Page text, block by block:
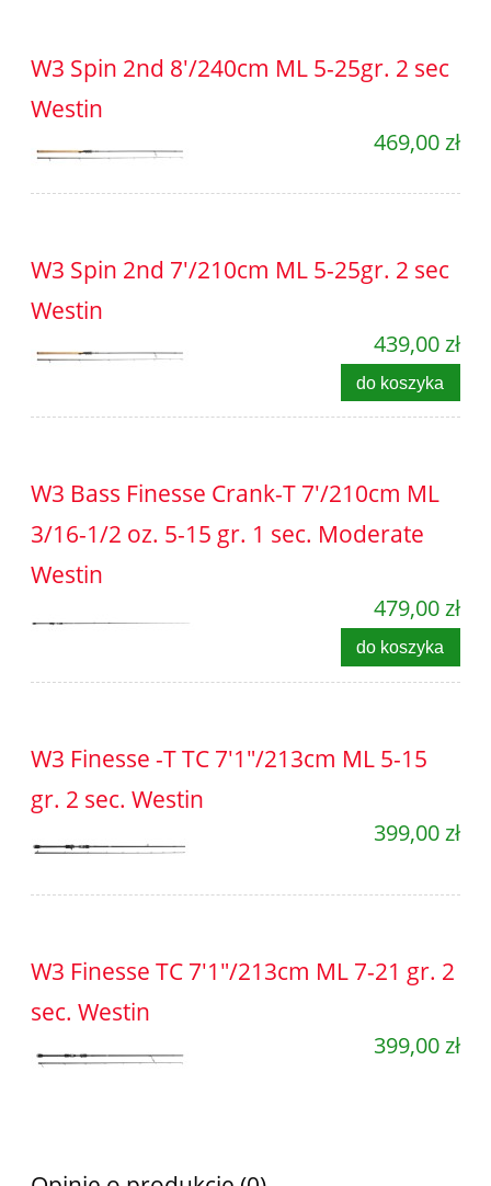
W3 Spin 2nd 8'/240cm ML 5-25gr. 2 sec
Westin
469,00 zł
W3 Spin 2nd 7'/210cm ML 5-25gr. 2 sec
Westin
439,00 zł
do koszyka
W3 Bass Finesse Crank-T 7'/210cm ML
3/16-1/2 oz. 5-15 gr. 1 sec. Moderate
Westin
479,00 zł
do koszyka
W3 Finesse -T TC 7'1"/213cm ML 5-15
gr. 2 sec. Westin
399,00 zł
W3 Finesse TC 7'1"/213cm ML 7-21 gr. 2
sec. Westin
399,00 zł